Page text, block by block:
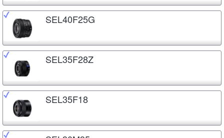
SEL40F25G
SEL35F28Z
SEL35F18